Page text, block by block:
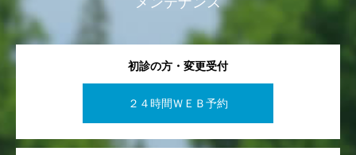
初診の方・変更受付
２４時間ＷＥＢ予約